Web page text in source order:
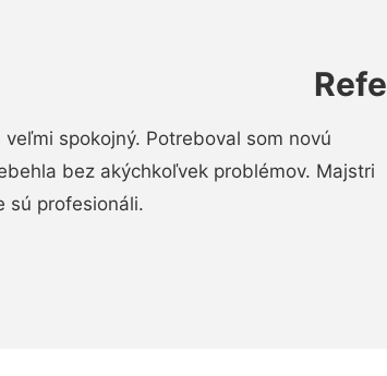
spokojný. Potreboval som novú
bez akýchkoľvek problémov. Majstri
sú profesionáli.